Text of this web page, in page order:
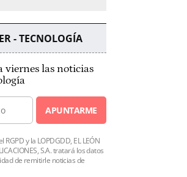
- TECNOLOGÍA
viernes las noticias
APUNTARME
y la LOPDGDD, EL LEÓN
S.A. tratará los datos
de remitirle noticias de